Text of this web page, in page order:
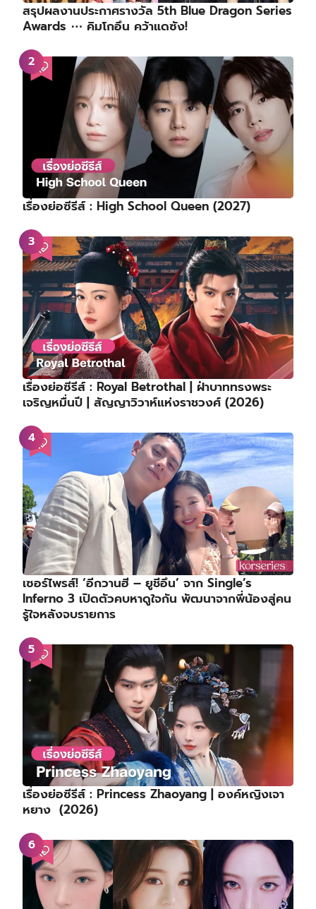
สรุปผลงานประกาศรางวัล 5th Blue Dragon Series
Awards ⋯ คิมโกอึน คว้าแดซัง!
เรื่องย่อซีรีส์ : High School Queen (2027)
เรื่องย่อซีรีส์ : Royal Betrothal | ฝ่าบาททรงพระ
เจริญหมื่นปี | สัญญาวิวาห์แห่งราชวงศ์ (2026)
เซอร์ไพรส์! ‘อีกวานฮี – ยูชีอึน’ จาก Single’s
Inferno 3 เปิดตัวคบหาดูใจกัน พัฒนาจากพี่น้องสู่คน
รู้ใจหลังจบรายการ
เรื่องย่อซีรีส์ : Princess Zhaoyang | องค์หญิงเจา
หยาง (2026)